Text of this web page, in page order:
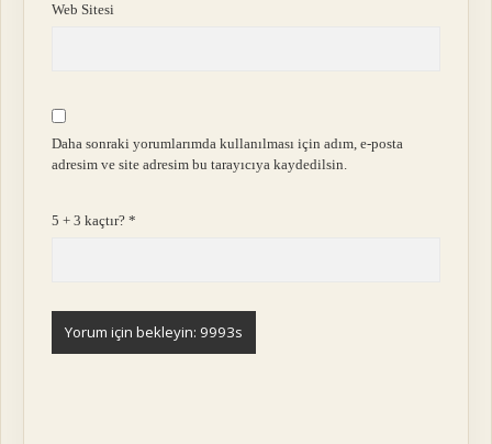
Web Sitesi
Daha sonraki yorumlarımda kullanılması için adım, e-posta
adresim ve site adresim bu tarayıcıya kaydedilsin.
5 + 3 kaçtır?*